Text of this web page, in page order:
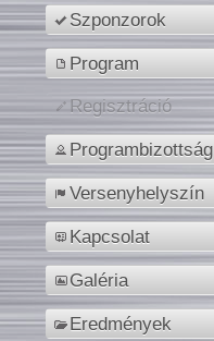
Szponzorok
Program
Regisztráció
Programbizottság
Versenyhelyszín
Kapcsolat
Galéria
Eredmények